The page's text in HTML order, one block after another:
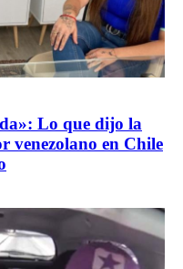
Lo que dijo la
venezolano en Chile